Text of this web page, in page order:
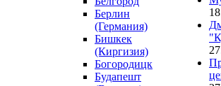
Берлин
(Германия)
Бишкек
(Киргизия)
Богородицк
Будапешт